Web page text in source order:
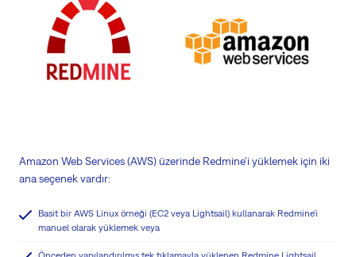
Amazon Web Services (AWS) üzerinde Redmine'i yüklemek için iki
ana seçenek vardır:
Basit bir AWS Linux örneği (EC2 veya Lightsail) kullanarak Redmine'i
manuel olarak yüklemek veya